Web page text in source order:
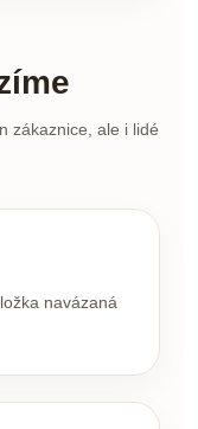
zákaznice, ale i lidé
navázaná